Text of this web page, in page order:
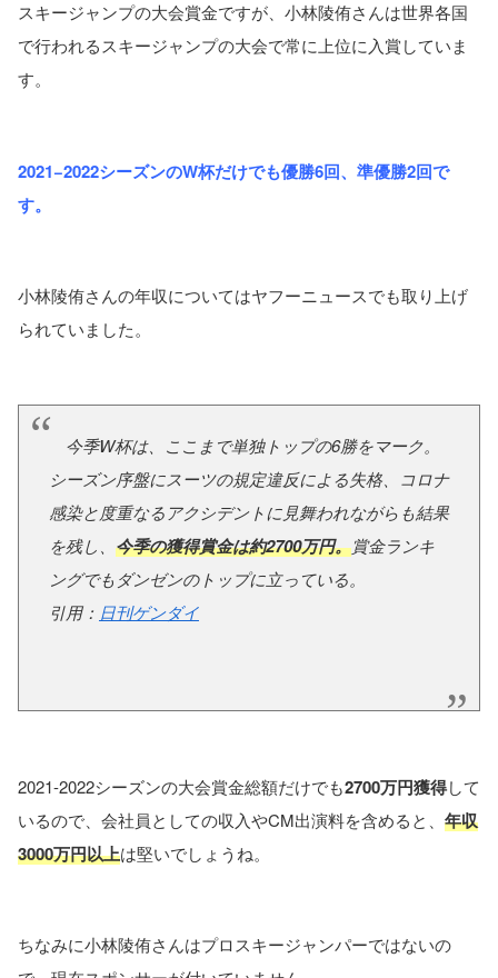
スキージャンプの大会賞金ですが、小林陵侑さんは世界各国
で行われるスキージャンプの大会で常に上位に入賞していま
す。
2021−2022シーズンのW杯だけでも優勝6回、準優勝2回で
す。
小林陵侑さんの年収についてはヤフーニュースでも取り上げ
られていました。
今季W杯は、ここまで単独トップの6勝をマーク。
シーズン序盤にスーツの規定違反による失格、コロナ
感染と度重なるアクシデントに見舞われながらも結果
を残し、 今季の獲得賞金は約2700万円。賞金ランキ
ングでもダンゼンのトップに立っている。
引用： 日刊ゲンダイ
2021-2022シーズンの大会賞金総額だけでも2700万円獲得して
いるので、会社員としての収入やCM出演料を含めると、 年収
3000万円以上は堅いでしょうね。
ちなみに小林陵侑さんはプロスキージャンパーではないの